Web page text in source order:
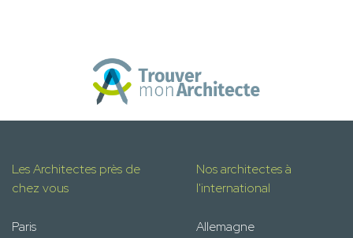
Les Architectes près de
chez vous
Paris
Nos architectes à
l'international
Allemagne